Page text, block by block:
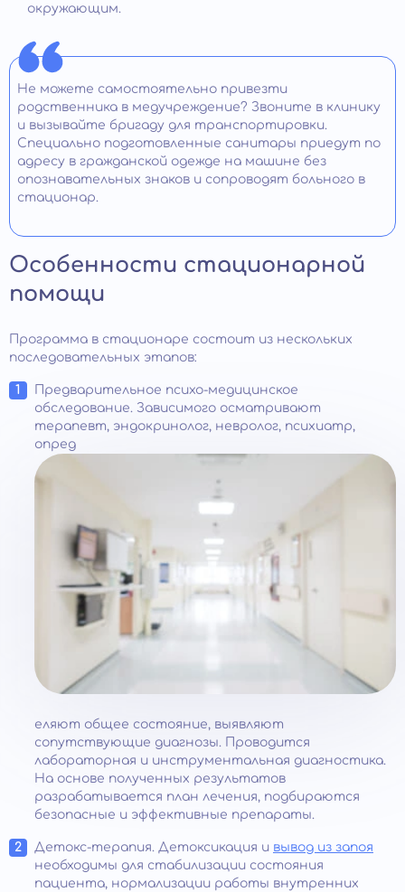
окружающим.
Не можете самостоятельно привезти
родственника в медучреждение? Звоните в клинику
и вызывайте бригаду для транспортировки.
Специально подготовленные санитары приедут по
адресу в гражданской одежде на машине без
опознавательных знаков и сопроводят больного в
стационар.
Особенности стационарной
помощи
Программа в стационаре состоит из нескольких
последовательных этапов:
Предварительное психо-медицинское
обследование. Зависимого осматривают
терапевт, эндокринолог, невролог, психиатр,
опред
еляют общее состояние, выявляют
сопутствующие диагнозы. Проводится
лабораторная и инструментальная диагностика.
На основе полученных результатов
разрабатывается план лечения, подбираются
безопасные и эффективные препараты.
Детокс-терапия. Детоксикация и вывод из запоя
необходимы для стабилизации состояния
пациента, нормализации работы внутренних